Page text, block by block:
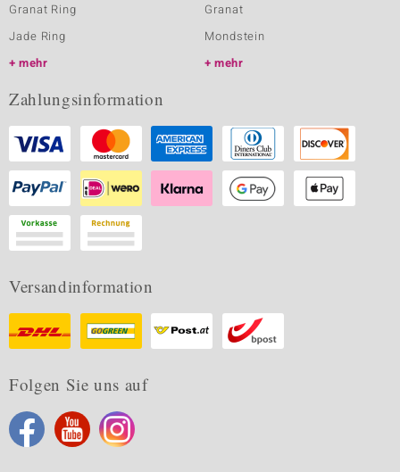
Granat Ring
Jade Ring
mehr
Granat
Mondstein
mehr
Zahlungsinformation
Versandinformation
Folgen Sie uns auf